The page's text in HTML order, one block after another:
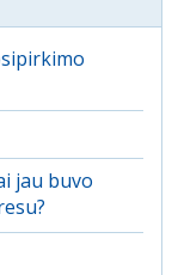
jau buvo